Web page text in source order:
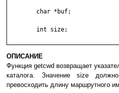
ОПИСАНИЕ
Функция getcwd возвращает
каталога. Значение size
превосходить длину маршрутного